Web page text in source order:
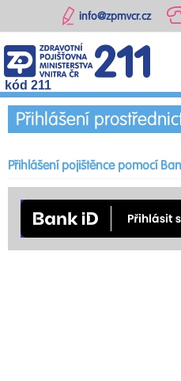
info@zpmvcr.cz
kód 211
Přihlášení
Přihlášení pojištěnce pomocí